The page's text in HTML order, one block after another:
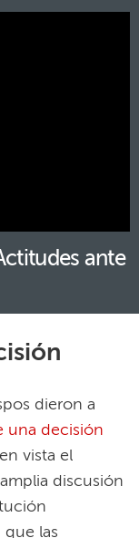
ante
dieron a
una decisión
vista el
discusión
que las